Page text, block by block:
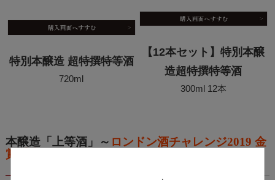
特別本醸造 超特撰特等酒
720ml
【12本セット】特別本醸
造超特撰特等酒
300ml 12本
本醸造「上等酒」～ ロンドン酒チャレンジ2019 金
賞受賞ほか